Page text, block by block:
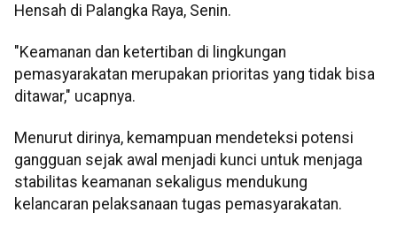
Hensah di Palangka Raya, Senin.
"Keamanan dan ketertiban di lingkungan
pemasyarakatan merupakan prioritas yang tidak bisa
ditawar," ucapnya.
Menurut dirinya, kemampuan mendeteksi potensi
gangguan sejak awal menjadi kunci untuk menjaga
stabilitas keamanan sekaligus mendukung
kelancaran pelaksanaan tugas pemasyarakatan.